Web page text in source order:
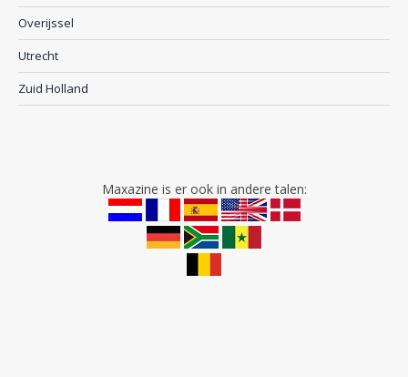
Overijssel
Utrecht
Zuid Holland
Maxazine is er ook in andere talen: